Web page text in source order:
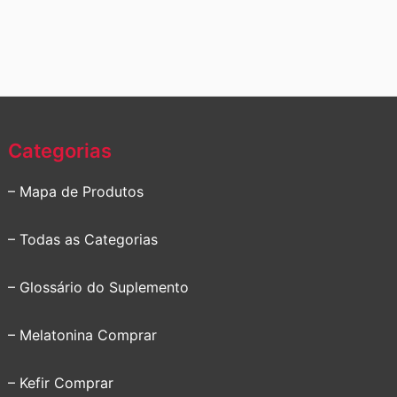
Categorias
– Mapa de Produtos
– Todas as Categorias
– Glossário do Suplemento
– Melatonina Comprar
– Kefir Comprar